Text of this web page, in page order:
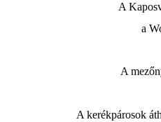
A
a
A
A kerékpárosok